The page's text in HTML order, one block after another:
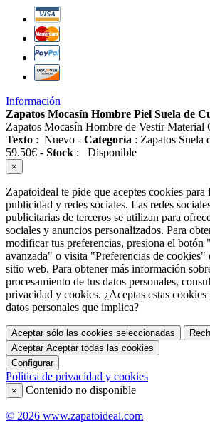
Información
Zapatos Mocasín Hombre Piel Suela de
Zapatos Mocasín Hombre de Vestir Material
Texto : Nuevo - Categoría : Zapatos Suela
59.50€ - Stock : Disponible
×
Zapatoideal te pide que aceptes cookies
publicidad y redes sociales. Las redes
publicitarias de terceros se utilizan para
sociales y anuncios personalizados. Para
modificar tus preferencias, presiona el botón
avanzada" o visita "Preferencias de cookies"
sitio web. Para obtener más información
procesamiento de tus datos personales,
privacidad y cookies. ¿Aceptas estas
datos personales que implica?
Aceptar sólo las cookies seleccionadas
Aceptar Aceptar todas las cookies
Configurar
Política de privacidad y cookies
× Contenido no disponible
© 2026 www.zapatoideal.com